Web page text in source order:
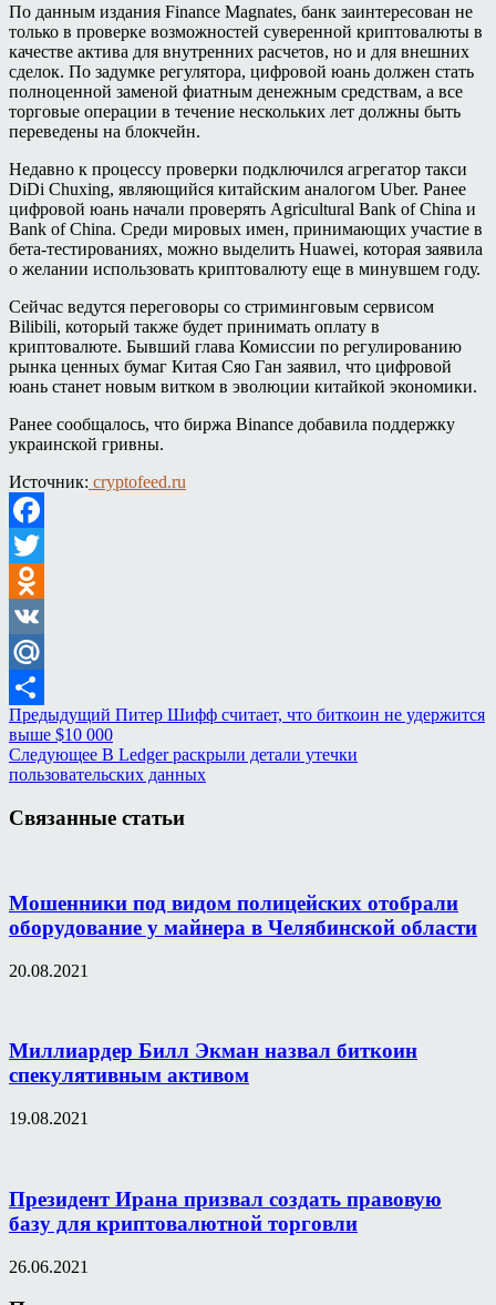
По данным издания Finance Magnates, банк заинтересован не
только в проверке возможностей суверенной криптовалюты в
качестве актива для внутренних расчетов, но и для внешних
сделок. По задумке регулятора, цифровой юань должен стать
полноценной заменой фиатным денежным средствам, а все
торговые операции в течение нескольких лет должны быть
переведены на блокчейн.
Недавно к процессу проверки подключился агрегатор такси
DiDi Chuxing, являющийся китайским аналогом Uber. Ранее
цифровой юань начали проверять Agricultural Bank of China и
Bank of China. Среди мировых имен, принимающих участие в
бета-тестированиях, можно выделить Huawei, которая заявила
о желании использовать криптовалюту еще в минувшем году.
Сейчас ведутся переговоры со стриминговым сервисом
Bilibili, который также будет принимать оплату в
криптовалюте. Бывший глава Комиссии по регулированию
рынка ценных бумаг Китая Сяо Ган заявил, что цифровой
юань станет новым витком в эволюции китайкой экономики.
Ранее сообщалось, что биржа Binance добавила поддержку
украинской гривны.
Источник: cryptofeed.ru
Facebook
Twitter
Odnoklassniki
VK
Mail.Ru
Отправить
Предыдущий Питер Шифф считает, что биткоин не удержится
выше $10 000
Следующее В Ledger раскрыли детали утечки
пользовательских данных
Связанные статьи
Мошенники под видом полицейских отобрали
оборудование у майнера в Челябинской области
20.08.2021
Миллиардер Билл Экман назвал биткоин
спекулятивным активом
19.08.2021
Президент Ирана призвал создать правовую
базу для криптовалютной торговли
26.06.2021